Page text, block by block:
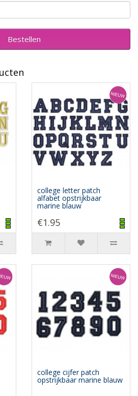
Bestellen
college letter patch
alfabet opstrijkbaar
marine blauw
€1.95
college cijfer patch
opstrijkbaar marine blauw